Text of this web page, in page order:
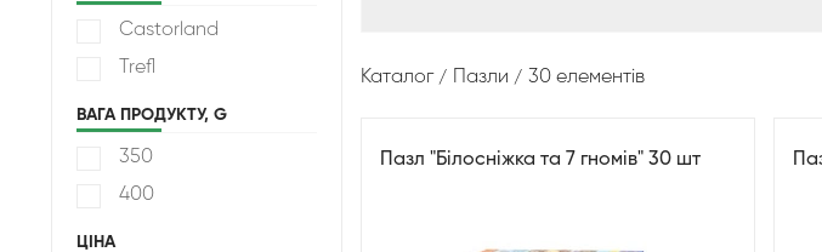
Castorland
Trefl
ВАГА ПРОДУКТУ, G
350
400
ЦІНА
Каталог Пазли 30 елементів
Пазл "Білосніжка та 7 гномів" 30 шт